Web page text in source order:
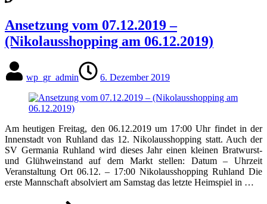
Ansetzung vom 07.12.2019 –
(Nikolausshopping am 06.12.2019)
wp_gr_admin 6. Dezember 2019
Am heutigen Freitag, den 06.12.2019 um 17:00 Uhr findet in der
Innenstadt von Ruhland das 12. Nikolausshopping statt. Auch der
SV Germania Ruhland wird dieses Jahr einen kleinen Bratwurst-
und Glühweinstand auf dem Markt stellen: Datum – Uhrzeit
Veranstaltung Ort 06.12. – 17:00 Nikolausshopping Ruhland Die
erste Mannschaft absolviert am Samstag das letzte Heimspiel in …